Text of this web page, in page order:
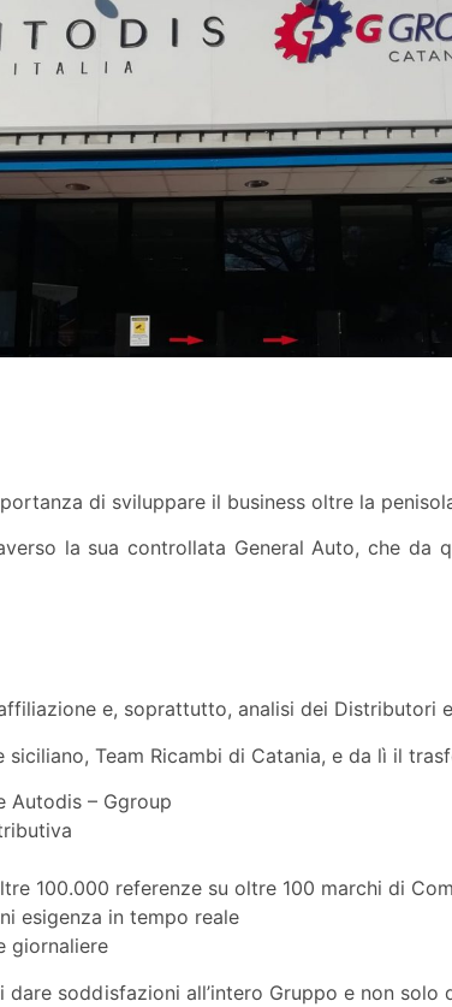
di sviluppare il business oltre la
la sua controllata General Auto, che da
e, soprattutto, analisi dei Distributori
Team Ricambi di Catania, e da lì il
Autodis – Ggroup
100.000 referenze su oltre 100 marchi di
esigenza in tempo reale
giornaliere
dare soddisfazioni all’intero Gruppo e non